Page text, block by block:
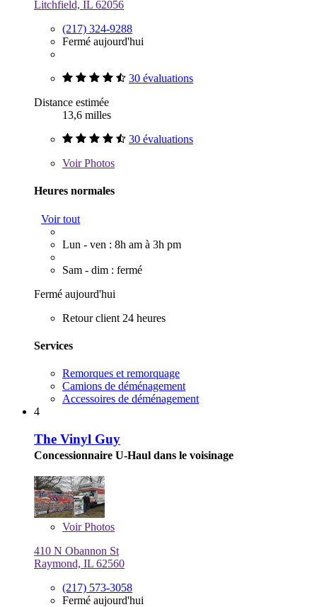
Litchfield, IL 62056
(217) 324-9288
Fermé aujourd'hui
30 évaluations
Distance estimée
13,6 milles
30 évaluations
VoirPhotos
Heures normales
Voir tout
Lun - ven : 8h am à 3h pm
Sam - dim : fermé
Fermé aujourd'hui
Retour client 24 heures
Services
Remorques et remorquage
Camions de déménagement
Accessoires de déménagement
4
The Vinyl Guy
Concessionnaire U-Haul dans le voisinage
VoirPhotos
410 N Obannon St
Raymond, IL 62560
(217) 573-3058
Fermé aujourd'hui